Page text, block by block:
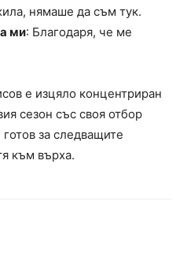
нямаше да съм тук.
ми: Благодаря, че ме
е изцяло концентриран
сезон със своя отбор
готов за следващите
към върха.